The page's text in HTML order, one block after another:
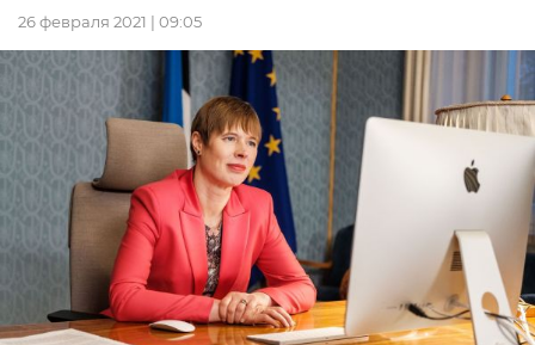
26 февраля 2021 | 09:05